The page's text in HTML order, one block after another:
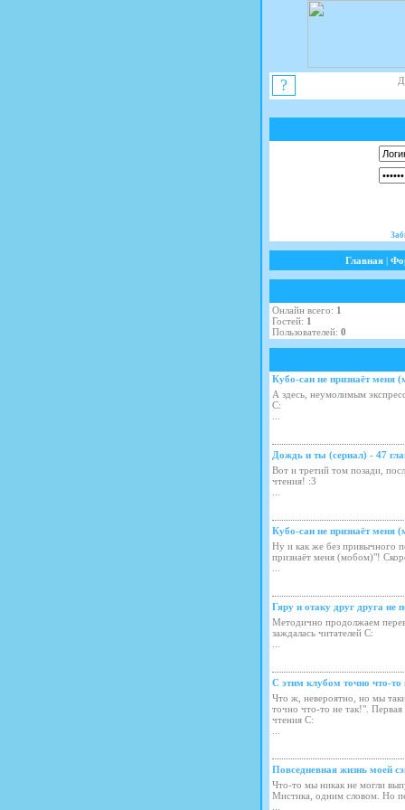
?
Главная |
Онлайн всего: 1
Гостей: 1
Пользователей: 0
Кубо-сан не признаёт меня
А здесь, неумолимым
С:
Дождь и ты (сериал) - 47
Вот и третий том позади,
чтения! :3
Кубо-сан не признаёт меня
Ну и как же без привычного
признаёт меня (мобом)"!
Гяру и отаку друг друга не
Методично продолжаем
заждалась читателей С:
С этим клубом точно что-то
Что ж, невероятно, но мы
точно что-то не так!". Первая
чтения С:
Повседневная жизнь моей
Что-то мы никак не могли
Мистика, одним словом. Но